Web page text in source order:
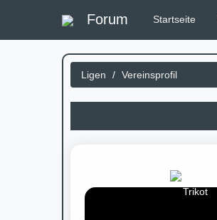
Forum Startseite
Ligen / Vereinsprofil